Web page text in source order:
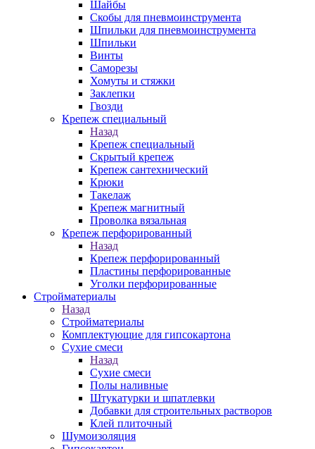
Шайбы
Скобы для пневмоинструмента
Шпильки для пневмоинструмента
Шпильки
Винты
Саморезы
Хомуты и стяжки
Заклепки
Гвозди
Крепеж специальный
Назад
Крепеж специальный
Скрытый крепеж
Крепеж сантехнический
Крюки
Такелаж
Крепеж магнитный
Проволка вязальная
Крепеж перфорированный
Назад
Крепеж перфорированный
Пластины перфорированные
Уголки перфорированные
Стройматериалы
Назад
Стройматериалы
Комплектующие для гипсокартона
Сухие смеси
Назад
Сухие смеси
Полы наливные
Штукатурки и шпатлевки
Добавки для строительных растворов
Клей плиточный
Шумоизоляция